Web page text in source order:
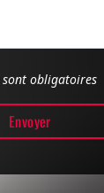
sont obligatoires